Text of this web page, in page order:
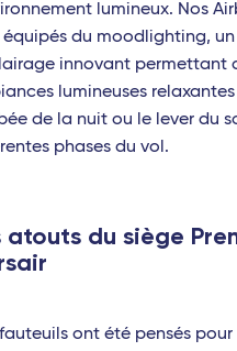
lumineux. Nos
équipés du moodlighting, un
innovant permettant
lumineuses
de la nuit ou le lever du
phases du vol.
atouts du siège
ont été pensés